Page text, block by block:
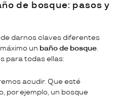
de bosque: pasos y
darnos claves diferentes
un baño de bosque.
para todas ellas:
acudir. Que esté
por ejemplo, un bosque